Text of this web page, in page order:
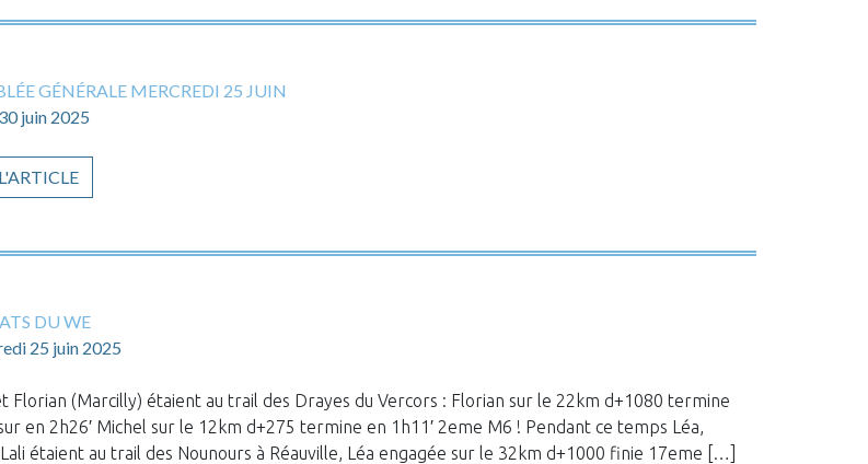
GÉNÉRALE MERCREDI 25 JUIN
juin 2025
DU WE
25 juin 2025
Florian (Marcilly) étaient au trail des Drayes du Vercors : Florian sur le 22km d+1080 termine
en 2h26′ Michel sur le 12km d+275 termine en 1h11′ 2eme M6 ! Pendant ce temps Léa,
étaient au trail des Nounours à Réauville, Léa engagée sur le 32km d+1000 finie 17eme […]